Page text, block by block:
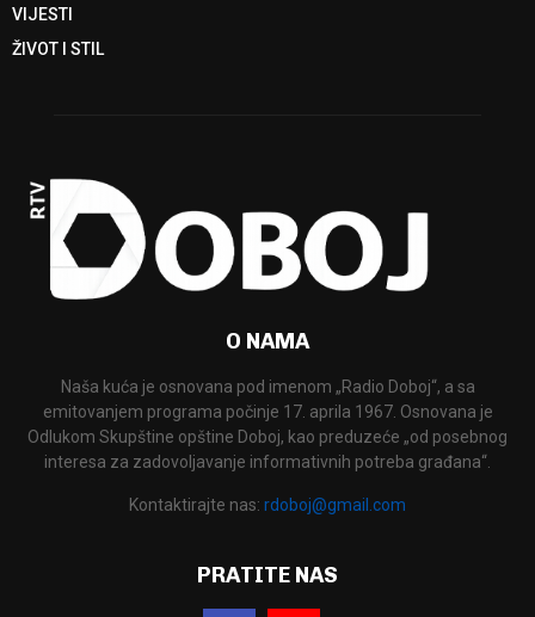
VIJESTI
ŽIVOT I STIL
O NAMA
Naša kuća je osnovana pod imenom „Radio Doboj“, a sa
emitovanjem programa počinje 17. aprila 1967. Osnovana je
Odlukom Skupštine opštine Doboj, kao preduzeće „od posebnog
interesa za zadovoljavanje informativnih potreba građana“.
Kontaktirajte nas: rdoboj@gmail.com
PRATITE NAS